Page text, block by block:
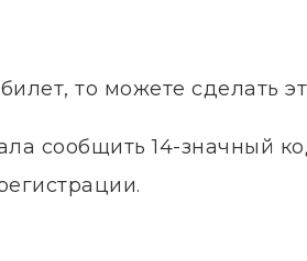
то можете сделать
сообщить 14-значный